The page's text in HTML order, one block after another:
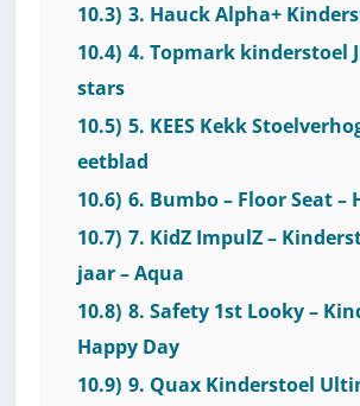
10.3) 3. Hauck Alpha+
10.4) 4. Topmark kinderstoel
stars
10.5) 5. KEES Kekk
eetblad
10.6) 6. Bumbo – Floor Seat –
10.7) 7. KidZ ImpulZ –
jaar – Aqua
10.8) 8. Safety 1st Looky –
Happy Day
10.9) 9. Quax Kinderstoel